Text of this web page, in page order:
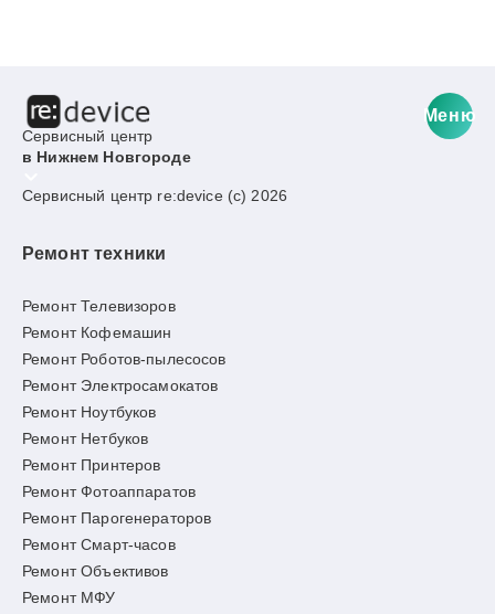
Сервисный центр
в Нижнем Новгороде
Меню
Сервисный центр re:device (c) 2026
Ремонт техники
Ремонт Телевизоров
Ремонт Кофемашин
Ремонт Роботов-пылесосов
Ремонт Электросамокатов
Ремонт Ноутбуков
Ремонт Нетбуков
Ремонт Принтеров
Ремонт Фотоаппаратов
Ремонт Парогенераторов
Ремонт Смарт-часов
Ремонт Объективов
Ремонт МФУ